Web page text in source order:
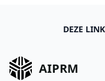
DEZE
AIPRM